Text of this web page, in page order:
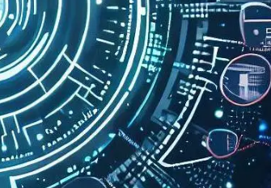
10分钟微调：让0.6B模型媲美235B模
型
用1%尺寸在特定领域达到大模型90%以上效果
即刻拥有 DeepSeek-R1 满血版
多种方案随心选，轻松解锁专属 DeepSeek
多模态数据
超强辅助，